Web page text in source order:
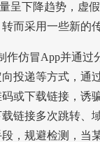
呈下降趋势，虚
而采用一些新的
仿冒App并通过
投递等方式，通
或下载链接，诱
链接多次跳转、
，规避检测，当